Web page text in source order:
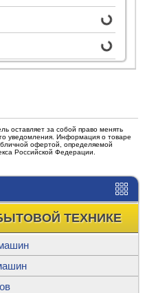
ТЕХНИКЕ
оставляет за собой право менять
уведомления. Информация о товаре
офертой, определяемой
Российской Федерации.